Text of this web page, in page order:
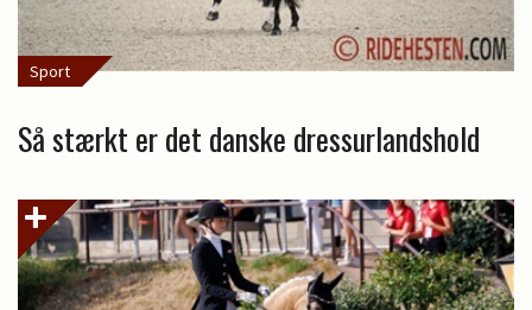
Sport
Så stærkt er det danske dressurlandshold